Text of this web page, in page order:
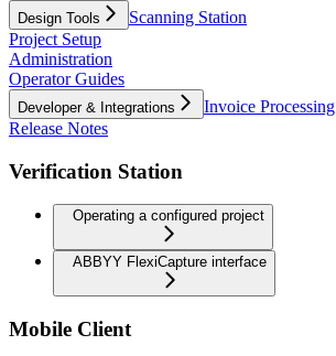
Design Tools
Scanning Station
Project Setup
Administration
Operator Guides
Developer & Integrations
Invoice Processing
Release Notes
Verification Station
Operating a configured project
ABBYY FlexiCapture interface
Mobile Client